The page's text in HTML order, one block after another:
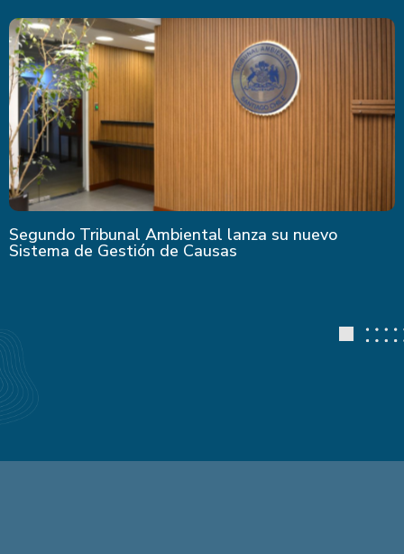
Segundo Tribunal Ambiental lanza su nuevo
Sistema de Gestión de Causas